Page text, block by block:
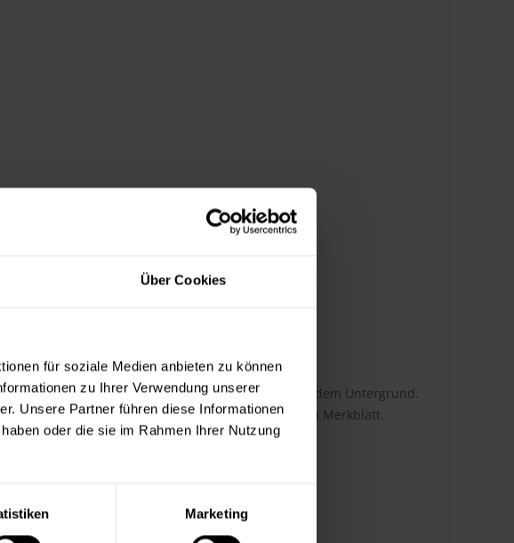
Über Cookies
für soziale Medien anbieten zu können
zu Ihrer Verwendung unserer
Unsere Partner führen diese Informationen
oder die sie im Rahmen Ihrer Nutzung
Marketing
ist dabei abhängig von der Auftragsart und dem Untergrund.
Infos entnehmen Sie bitte dem technischen Merkblatt.